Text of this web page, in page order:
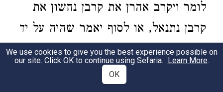
לומר ויקרב אהרן את קרבן נחשון את
קרבן נתנאל, או לסוף יאמר שהיה על יד
אהרן ובניו, כשראה שלא נזכר לא אהרן
ולא בניו, מצא עצמו גרוע, ובפרט ממה
We use cookies to give you the best experience possible on
our site. Click OK to continue using Sefaria. Learn More.
OK